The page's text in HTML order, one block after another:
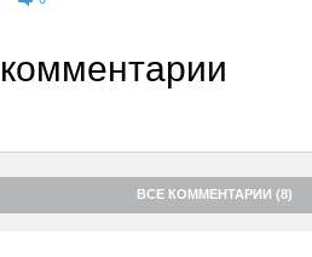
ВСЕ КОММЕНТАРИИ (8)